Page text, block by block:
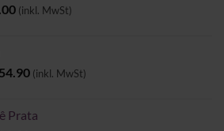
Preisspanne:
(inkl. MwSt)
54.90Preisspanne:
€54.90
(inkl. MwSt)
Prata